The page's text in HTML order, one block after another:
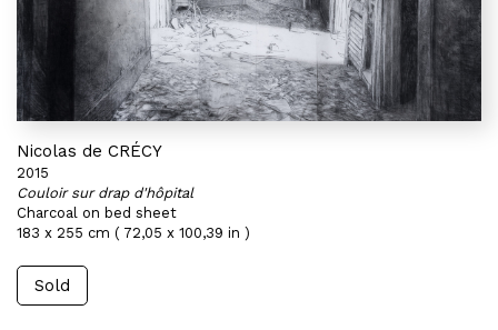
Nicolas de CRÉCY
2015
Couloir sur drap d'hôpital
Charcoal on bed sheet
183 x 255 cm ( 72,05 x 100,39 in )
Sold